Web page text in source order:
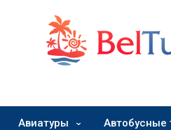
Авиатуры Автобусные